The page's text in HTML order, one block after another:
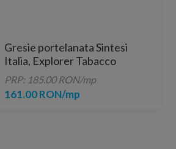
Gresie portelanata Sintesi
Italia, Explorer Tabacco
60,4x30 cm
PRP: 185.00 RON/mp
161.00 RON/mp